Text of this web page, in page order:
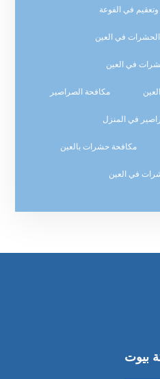
في الفوعة
في العين
في العين
مكافحة الصراصير
في المنزل
مكافحة حشرات بالعين
في العين
بيوت